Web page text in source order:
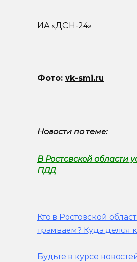
ИА «ДОН-24»
Фото: vk-smi.ru
Новости по теме:
В Ростовской области
ПДД
Кто в Ростовской
трамваем? Куда делся
Будьте в курсе